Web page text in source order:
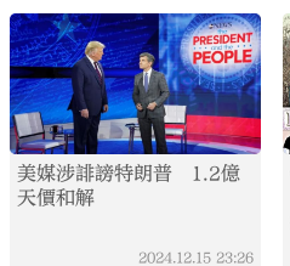
美媒涉誹謗特朗普 1.2億
天價和解
2024.12.15 23:26